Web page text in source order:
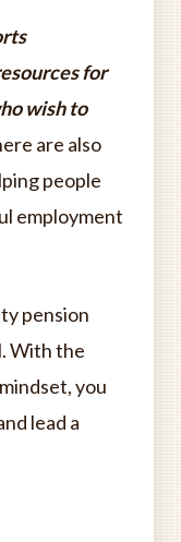
for
wish to
are also
people
employment
pension
With the
you
lead a